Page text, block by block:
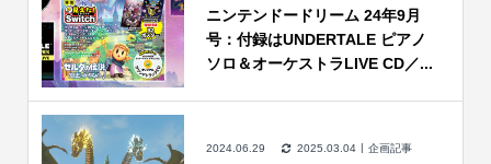
ニンテンドードリーム 24年9月
号：付録はUNDERTALE ピアノ
ソロ＆オーケストラLIVE CD／...
2024.06.29 2025.03.04 企画記事